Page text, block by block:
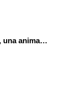
Programa con Octostudio, una animación utilizando la cámara para una foto y audio y texto para comunicar.